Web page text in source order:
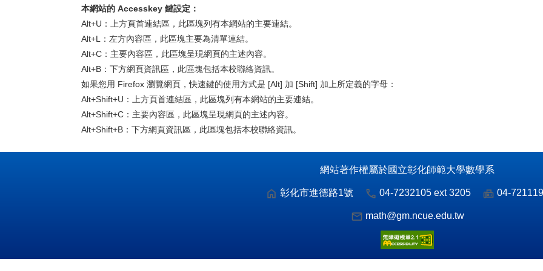
本網站的 Accesskey 鍵設定：
Alt+U：上方頁首連結區，此區塊列有本網站的主要連結。
Alt+L：左方內容區，此區塊主要為清單連結。
Alt+C：主要內容區，此區塊呈現網頁的主述內容。
Alt+B：下方網頁資訊區，此區塊包括本校聯絡資訊。
如果您用 Firefox 瀏覽網頁，快速鍵的使用方式是 [Alt] 加 [Shift] 加上所定義的字母：
Alt+Shift+U：上方頁首連結區，此區塊列有本網站的主要連結。
Alt+Shift+C：主要內容區，此區塊呈現網頁的主述內容。
Alt+Shift+B：下方網頁資訊區，此區塊包括本校聯絡資訊。
網站著作權屬於國立彰化師範大學數學系
彰化市進德路1號 04-7232105 ext 3205 04-
math@gm.ncue.edu.tw